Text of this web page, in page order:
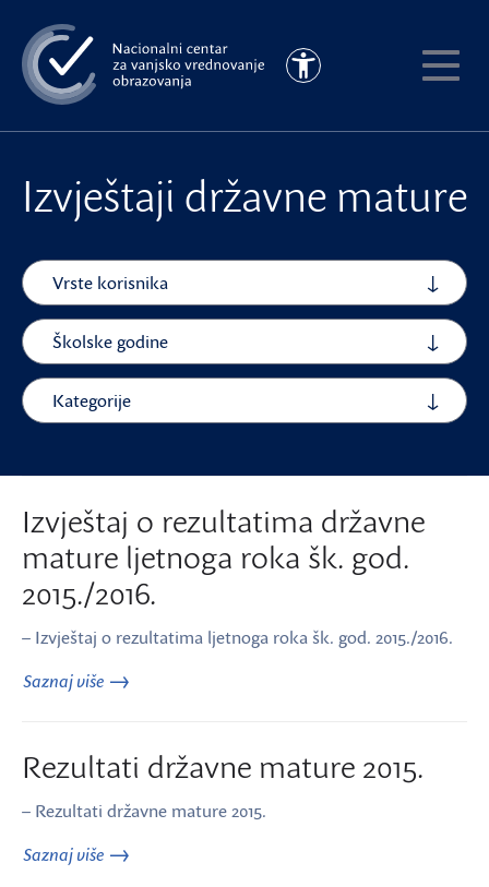
na
glavni
sadržaj
Pristupačnost
Izvještaji državne mature
Vrste korisnika
Školske godine
Kategorije
Izvještaj o rezultatima državne
mature ljetnoga roka šk. god.
2015./2016.
– Izvještaj o rezultatima ljetnoga roka šk. god. 2015./2016.
Saznaj više
Rezultati državne mature 2015.
– Rezultati državne mature 2015.
Saznaj više